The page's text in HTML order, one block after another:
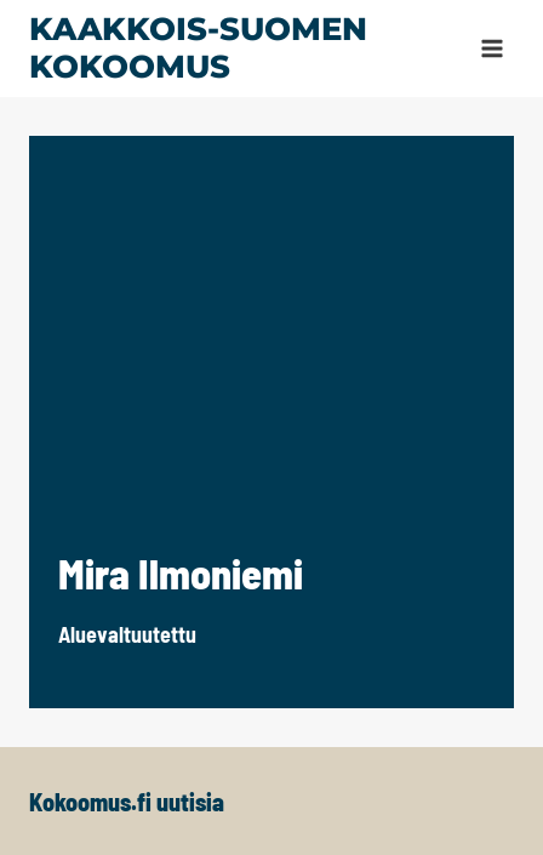
Siirry
sisältöön
KAAKKOIS-SUOMEN
KOKOOMUS
Mira Ilmoniemi
Aluevaltuutettu
Kokoomus.fi uutisia